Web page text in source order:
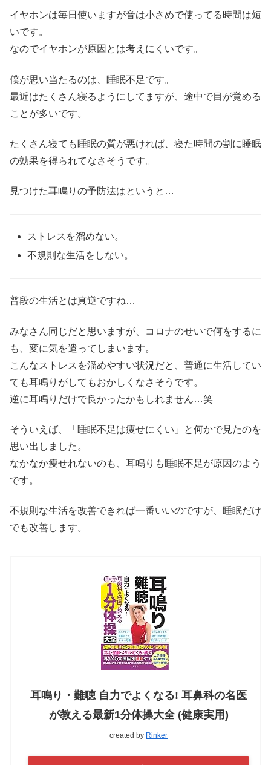
イヤホンは毎日使いますが音は小さめで使ってる時間は短
いです。
なのでイヤホンが原因とは考えにくいです。
僕が思い当たるのは、睡眠不足です。
最近はたくさん寝るようにしてますが、途中で目が覚める
ことが多いです。
たくさん寝ても睡眠の質が悪ければ、寝た時間の割に睡眠
の効果を得られてなさそうです。
見つけた耳鳴りの予防法はというと…
ストレスを溜めない。
不規則な生活をしない。
普段の生活とは真逆ですね…
みなさん同じだと思いますが、コロナのせいで何をするに
も、変に気を遣ってしまいます。
こんなストレスを溜めやすい状況だと、普通に生活してい
ても耳鳴りがしてもおかしくなさそうです。
逆に耳鳴りだけで良かったかもしれません…笑
そういえば、「睡眠不足は痩せにくい」と何かで見たのを
思い出しました。
なかなか痩せれないのも、耳鳴りも睡眠不足が原因のよう
です。
不規則な生活を改善できれば一番いいのですが、睡眠だけ
でも改善します。
耳鳴り・難聴 自力でよくなる! 耳鼻科の名医
が教える最新1分体操大全 (健康実用)
created by Rinker